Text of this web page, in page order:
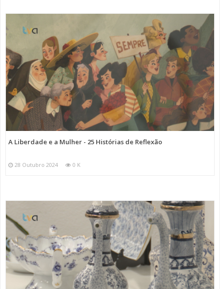
A Liberdade e a Mulher - 25 Histórias de Reflexão
28 Outubro 2024 0 K